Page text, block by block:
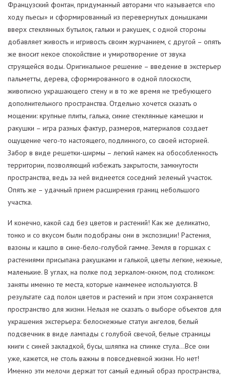
Французский фонтан, придуманный авторами что называется «по
ходу пьесы» и сформированный из перевернутых донышками
вверх стеклянных бутылок, гальки и ракушек, с одной стороны
добавляет живость и игривость своим журчанием, с другой – опять
же вносит некое спокойствие и умиротворение от звука
струящейся воды. Оригинальное решение – введение в экстерьер
пальметты, дерева, сформированного в одной плоскости,
живописно украшающего стену и в то же время не требующего
дополнительного пространства. Отдельно хочется сказать о
мощении: крупные плиты, галька, синие стеклянные камешки и
ракушки – игра разных фактур, размеров, материалов создает
ощущение чего-то настоящего, подлинного, со своей историей.
Забор в виде решетки-ширмы – легкий намек на обособленность
территории, позволяющий избежать закрытости, замкнутости
пространства, ведь за ней виднеется соседний зеленый участок.
Опять же – удачный прием расширения границ небольшого
участка.
И конечно, какой сад без цветов и растений! Как же деликатно,
тонко и со вкусом были подобраны они в экспозиции! Растения,
вазоны и кашпо в сине-бело-голубой гамме. Земля в горшках с
растениями присыпана ракушками и галькой, цветы легкие, нежные,
маленькие. В углах, на полке под зеркалом-окном, под столиком:
заняты именно те места, которые наименее используются. В
результате сад полон цветов и растений и при этом сохраняется
пространство для жизни. Нельзя не сказать о выборе объектов для
украшения экстерьера: белоснежные статуи ангелов, белый
подсвечник в виде лампады с голубой свечой, белые страницы
книги с синей закладкой, бусы, шляпка на спинке стула…Все они
уже, кажется, не столь важны в повседневной жизни. Но нет!
Именно эти мелочи держат тот самый единый образ пространства,